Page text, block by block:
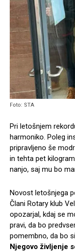
Foto: STA
Pri letošnjem
harmoniko. Poleg
pripravljeno še
in tehta pet
nanjo, saj mu bo
Novost letošnjega
Člani Rotary klub
opozarjal, kdaj se
pravi, da bo
pomembno, da bo
Njegovo življenje